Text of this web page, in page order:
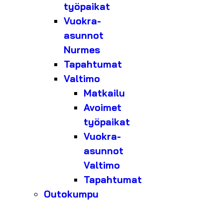
työpaikat
Vuokra-
asunnot
Nurmes
Tapahtumat
Valtimo
Matkailu
Avoimet
työpaikat
Vuokra-
asunnot
Valtimo
Tapahtumat
Outokumpu